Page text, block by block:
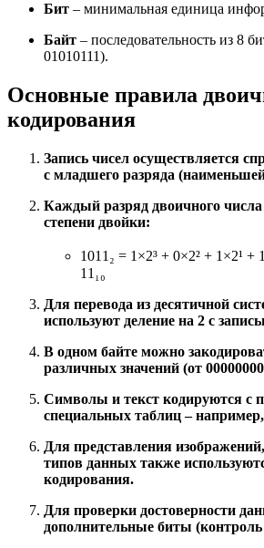
Бит – минимальная единица
Байт – последовательность из 8
01010111).
Основные правила
кодирования
Запись чисел осуществляется
с младшего разряда
Каждый разряд двоичного числа
степени двойки:
1011₂ = 1×2³ + 0×2² + 1×2¹ +
11₁₀
Для перевода из десятичной
используют деление на 2 с
В одном байте можно
различных значений (от 00000000
Символы и текст кодируются с
специальных таблиц –
Для представления
типов данных также
кодирования.
Для проверки достоверности
дополнительные биты (контроль